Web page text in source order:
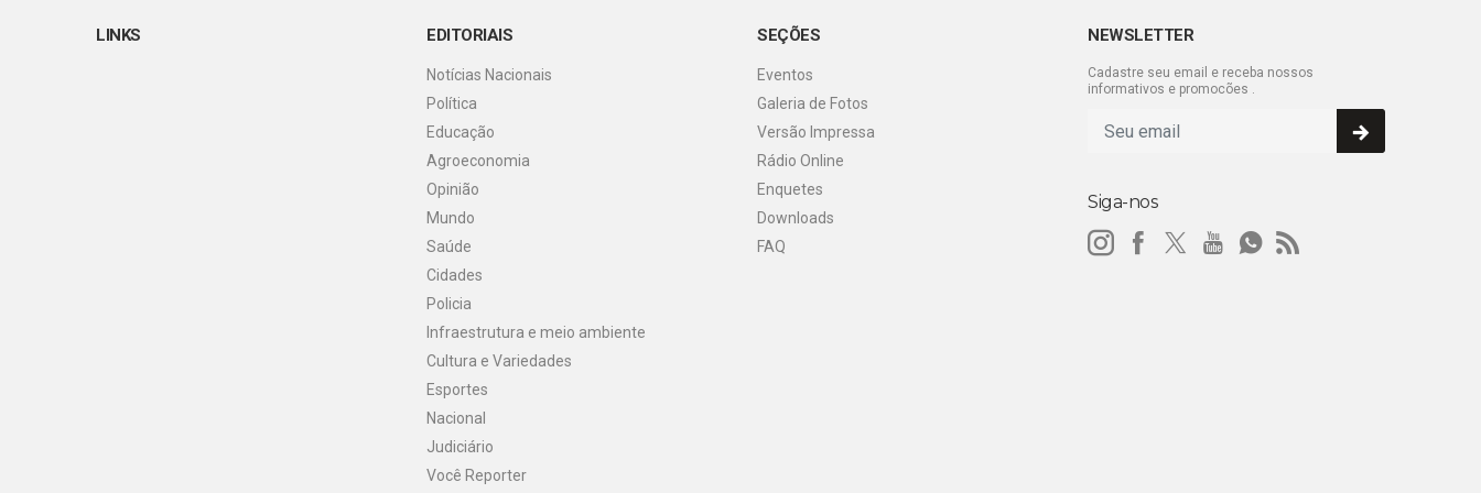
LINKS EDITORIAIS
Notícias Nacionais
Política
Educação
Agroeconomia
Opinião
Mundo
Saúde
Cidades
Policia
Infraestrutura e meio ambiente
Cultura e Variedades
Esportes
Nacional
Judiciário
Você Reporter
SEÇÕES
Eventos
Galeria de Fotos
Versão Impressa
Rádio Online
Enquetes
Downloads
FAQ
NEWSLETTER
Cadastre seu email e receba nossos
informativos e promocões .
Siga-nos